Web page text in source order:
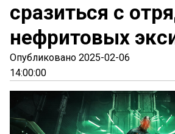
сразиться с
нефритовых
Опубликовано 2025-02-06
14:00:00